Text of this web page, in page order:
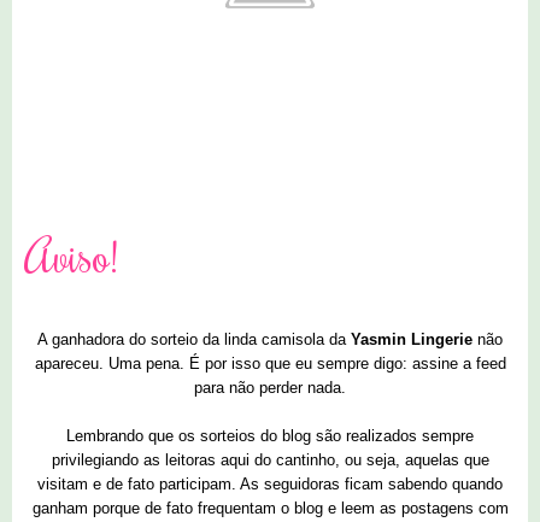
Aviso!
A ganhadora do sorteio da linda camisola da Yasmin Lingerie não
apareceu. Uma pena. É por isso que eu sempre digo: assine a feed
para não perder nada.
Lembrando que os sorteios do blog são realizados sempre
privilegiando as leitoras aqui do cantinho, ou seja, aquelas que
visitam e de fato participam. As seguidoras ficam sabendo quando
ganham porque de fato frequentam o blog e leem as postagens com